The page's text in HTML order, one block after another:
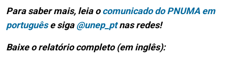
Para saber mais, leia ocomunicado do PNUMA em
portuguêse siga@unep_ptnas redes!
Baixe o relatório completo (em inglês):